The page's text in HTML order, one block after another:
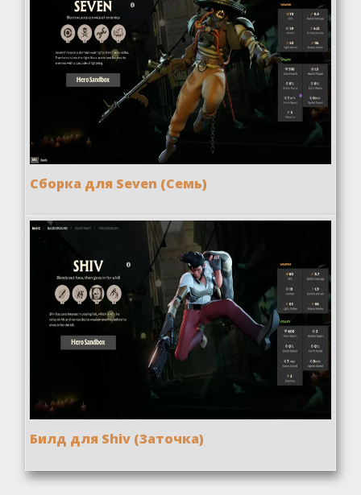
Сборка для Seven (Семь)
Билд для Shiv (Заточка)